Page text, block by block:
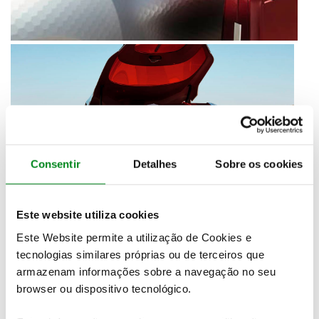
Consentir Detalhes Sobre os cookies
Este website utiliza cookies
Este Website permite a utilização de Cookies e
tecnologias similares próprias ou de terceiros que
armazenam informações sobre a navegação no seu
browser ou dispositivo tecnológico.